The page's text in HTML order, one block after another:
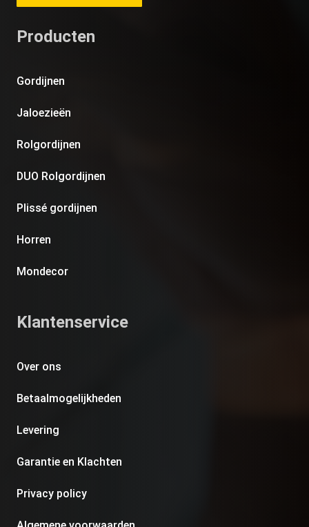
Producten
Gordijnen
Jaloezieën
Rolgordijnen
DUO Rolgordijnen
Plissé gordijnen
Horren
Mondecor
Klantenservice
Over ons
Betaalmogelijkheden
Levering
Garantie en Klachten
Privacy policy